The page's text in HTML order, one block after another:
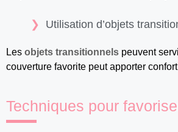
Utilisation d’objets
Les objets transitionnels peuvent
couverture favorite peut apporter
Techniques pour